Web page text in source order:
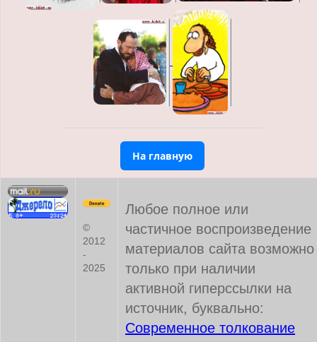
На главную
©
2012
-
2025
Любое полное или
частичное воспроизведение
материалов сайта возможно
только при наличии
активной гиперссылки на
источник, буквально:
Современное толкование